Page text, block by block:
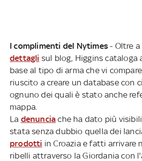
I complimenti del Nytimes- Oltre
dettagli sul blog, Higgins cataloga
base al tipo di arma che vi
riuscito a creare un database con
ognuno dei quali è stato anche
mappa.
La denuncia che ha dato più
stata senza dubbio quella dei
prodotti in Croazia e fatti arrivare
ribelli attraverso la Giordania con